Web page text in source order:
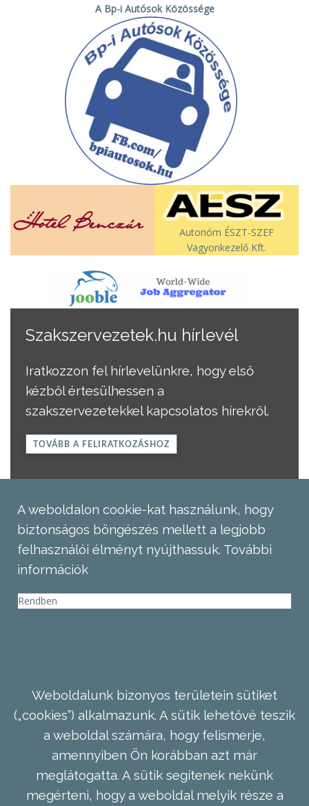
A Bp-i Autósok Közössége
Autonóm ÉSZT-SZEF
Vagyonkezelő Kft.
Szakszervezetek.hu hírlevél
Iratkozzon fel hírlevelünkre, hogy első
kézből értesülhessen a
szakszervezetekkel kapcsolatos hírekről.
TOVÁBB A FELIRATKOZÁSHOZ
A weboldalon cookie-kat használunk, hogy
biztonságos böngészés mellett a legjobb
felhasználói élményt nyújthassuk. További
információk
Rendben
Weboldalunk bizonyos területein sütiket
(„cookies”) alkalmazunk. A sütik lehetővé teszik
a weboldal számára, hogy felismerje,
amennyiben Ön korábban azt már
meglátogatta. A sütik segítenek nekünk
megérteni, hogy a weboldal melyik része a